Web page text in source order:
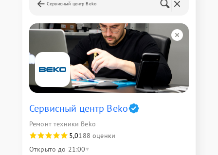
Сервисный центр Beko
Сервисный центр Beko
Ремонт техники Beko
5,0188 оценки
Открыто до 21:00